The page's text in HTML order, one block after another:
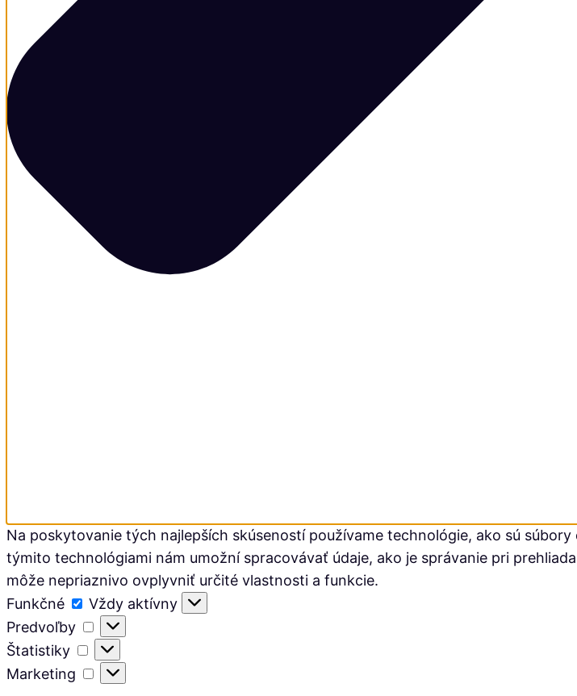
Na poskytovanie tých najlepších skúseností používame technológie, ako sú
týmito technológiami nám umožní spracovávať údaje, ako je správanie pri
môže nepriaznivo ovplyvniť určité vlastnosti a funkcie.
Funkčné
Funkčné
Vždy aktívny
Predvoľby
Predvoľby
Štatistiky
Štatistiky
Marketing
Marketing